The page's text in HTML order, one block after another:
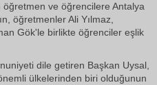
ve öğrencilere Antalya
öğretmenler Ali Yılmaz,
Gök'le birlikte öğrenciler eşlik
dile getiren Başkan Uysal,
ülkelerinden biri olduğunun